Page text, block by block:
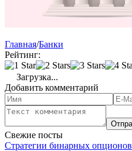
Главная/Банки
Рейтинг:
Загрузка...
Добавить комментарий
Свежие посты
Стратегии бинарных опционов